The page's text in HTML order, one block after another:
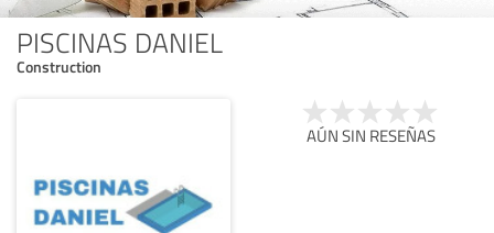
PISCINAS DANIEL
Construction
AÚN SIN RESEÑAS